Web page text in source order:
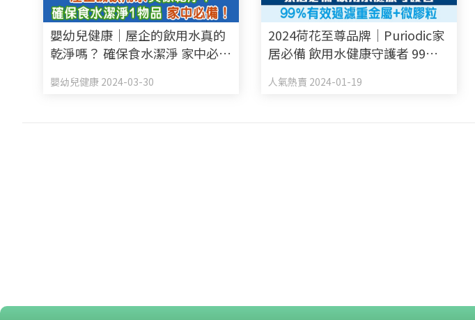
嬰幼兒健康｜屋企的飲用水真的
乾淨嗎？ 確保食水潔淨 家中必備
嬰幼兒健康 2024-03-30
2024荷花至尊品牌｜Puriodic家
居必備 飲用水健康守護者 99%
人氣熱賣 2024-01-19